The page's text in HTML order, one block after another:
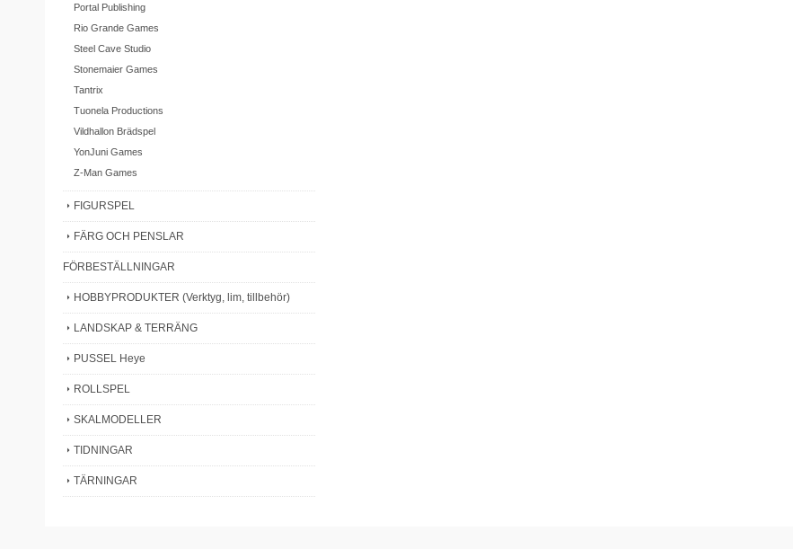
Portal Publishing
Rio Grande Games
Steel Cave Studio
Stonemaier Games
Tantrix
Tuonela Productions
Vildhallon Brädspel
YonJuni Games
Z-Man Games
FIGURSPEL
FÄRG OCH PENSLAR
FÖRBESTÄLLNINGAR
HOBBYPRODUKTER (Verktyg, lim, tillbehör)
LANDSKAP & TERRÄNG
PUSSEL Heye
ROLLSPEL
SKALMODELLER
TIDNINGAR
TÄRNINGAR